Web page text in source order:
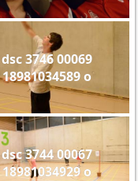
dsc 3746 00069
18981034589 o
dsc 3744 00067
18981034929 o